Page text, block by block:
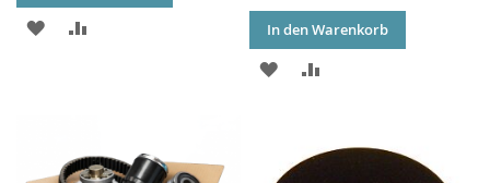
ZUR
In den Warenkorb
ZUR
HINZUFÜGEN
HINZUFÜGEN